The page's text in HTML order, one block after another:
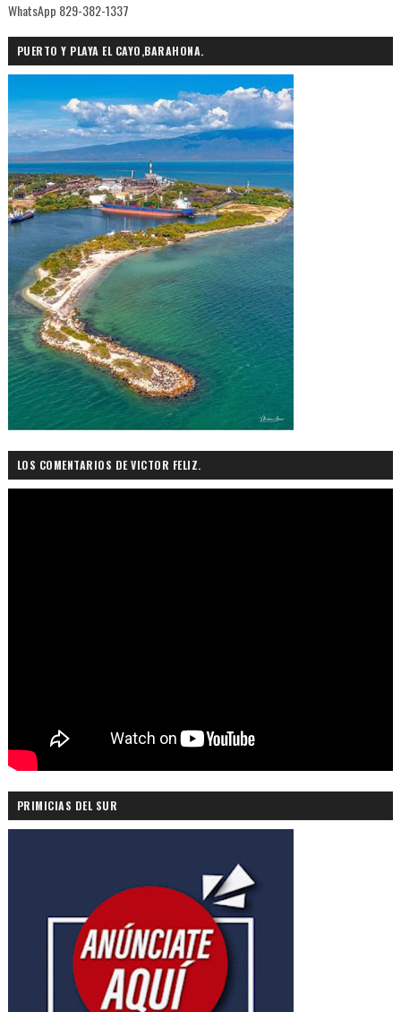
WhatsApp 829-382-1337
PUERTO Y PLAYA EL CAYO,BARAHONA.
LOS COMENTARIOS DE VICTOR FELIZ.
PRIMICIAS DEL SUR